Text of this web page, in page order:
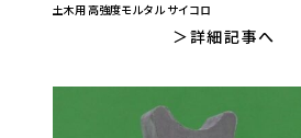
土木用 高強度モルタル サイコロ
詳細記事へ